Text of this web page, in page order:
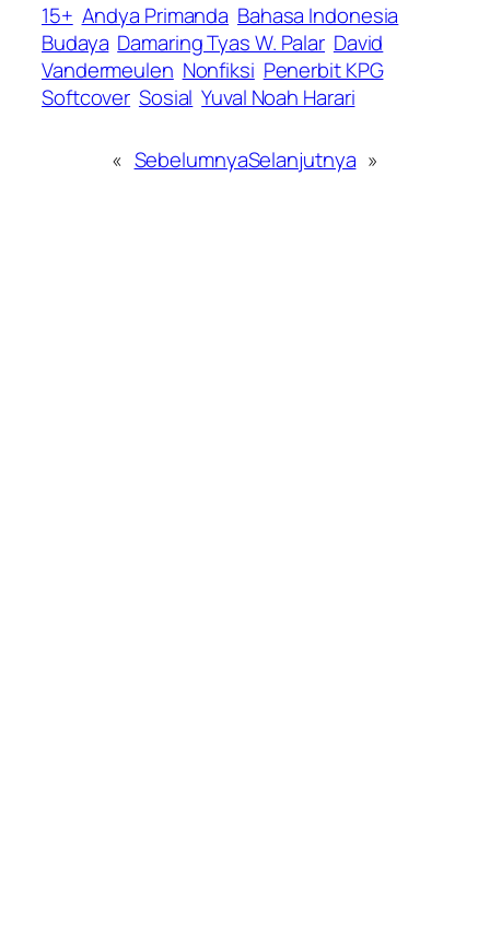
15+ Andya Primanda Bahasa Indonesia
Budaya Damaring Tyas W. Palar David
Vandermeulen Nonfiksi Penerbit KPG
Softcover Sosial Yuval Noah Harari
« SebelumnyaSelanjutnya »